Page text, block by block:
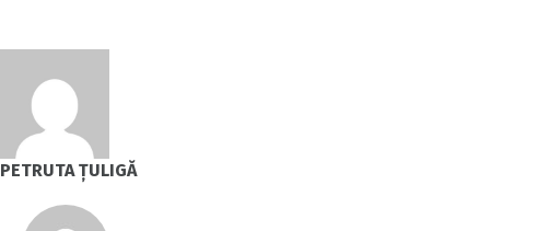
PETRUTA ȚULIGĂ